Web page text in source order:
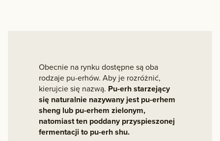
Obecnie na rynku dostępne są oba
rodzaje pu-erhów. Aby je rozróżnić,
kierujcie się nazwą. Pu-erh starzejący
się naturalnie nazywany jest pu-erhem
sheng lub pu-erhem zielonym,
natomiast ten poddany przyspieszonej
fermentacji to pu-erh shu.